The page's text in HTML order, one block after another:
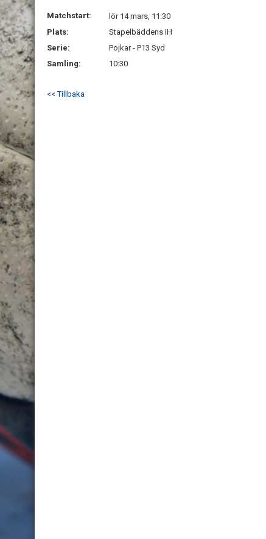
Matchstart:
lör 14 mars, 11:30
Plats:
Stapelbäddens IH
Serie:
Pojkar - P13 Syd
Samling:
10:30
<< Tillbaka